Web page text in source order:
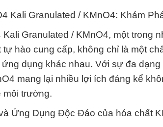
Kali Granulated / KMnO4: Khám
Kali Granulated / KMnO4, một trong
hào cung cấp, không chỉ là một
dụng khác nhau. Với sự đa
mang lại nhiều lợi ích đáng kể
môi trường.
Ứng Dụng Độc Đáo của hóa chất